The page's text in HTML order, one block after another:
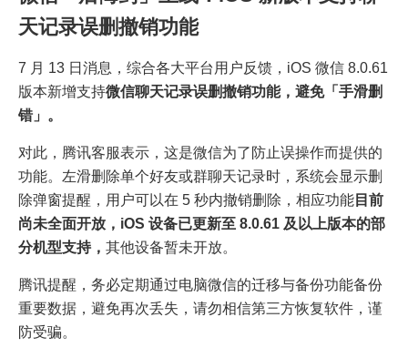
天记录误删撤销功能
7 月 13 日消息，综合各大平台用户反馈，iOS 微信 8.0.61
版本新增支持微信聊天记录误删撤销功能，避免「手滑删
错」。
对此，腾讯客服表示，这是微信为了防止误操作而提供的
功能。左滑删除单个好友或群聊天记录时，系统会显示删
除弹窗提醒，用户可以在 5 秒内撤销删除，相应功能 目前
尚未全面开放，iOS 设备已更新至 8.0.61 及以上版本的部
分机型支持， 其他设备暂未开放。
腾讯提醒，务必定期通过电脑微信的迁移与备份功能备份
重要数据，避免再次丢失，请勿相信第三方恢复软件，谨
防受骗。